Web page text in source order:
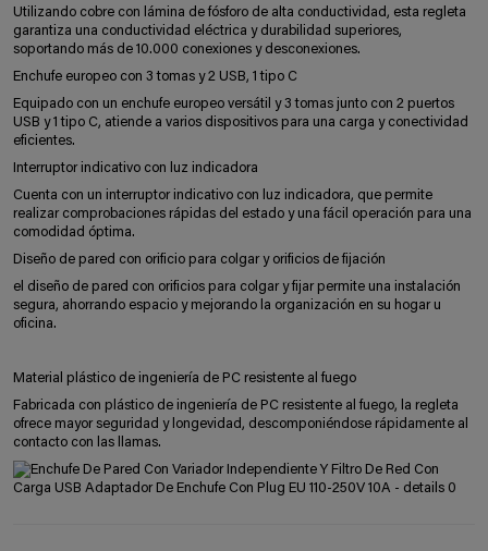
Utilizando cobre con lámina de fósforo de alta conductividad, esta regleta
garantiza una conductividad eléctrica y durabilidad superiores,
soportando más de 10.000 conexiones y desconexiones.
Enchufe europeo con 3 tomas y 2 USB, 1 tipo C
Equipado con un enchufe europeo versátil y 3 tomas junto con 2 puertos
USB y 1 tipo C, atiende a varios dispositivos para una carga y conectividad
eficientes.
Interruptor indicativo con luz indicadora
Cuenta con un interruptor indicativo con luz indicadora, que permite
realizar comprobaciones rápidas del estado y una fácil operación para una
comodidad óptima.
Diseño de pared con orificio para colgar y orificios de fijación
el diseño de pared con orificios para colgar y fijar permite una instalación
segura, ahorrando espacio y mejorando la organización en su hogar u
oficina.
Material plástico de ingeniería de PC resistente al fuego
Fabricada con plástico de ingeniería de PC resistente al fuego, la regleta
ofrece mayor seguridad y longevidad, descomponiéndose rápidamente al
contacto con las llamas.